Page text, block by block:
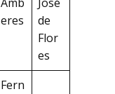
eres
de
Flor
es
Fern